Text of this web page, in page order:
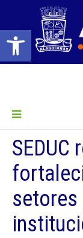
Barra de Ferramentas Aberta
SEDUC
setores